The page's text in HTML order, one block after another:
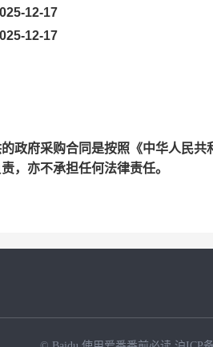
12-17
12-17
政府采购合同是按照《中华人民
，亦不承担任何法律责任。